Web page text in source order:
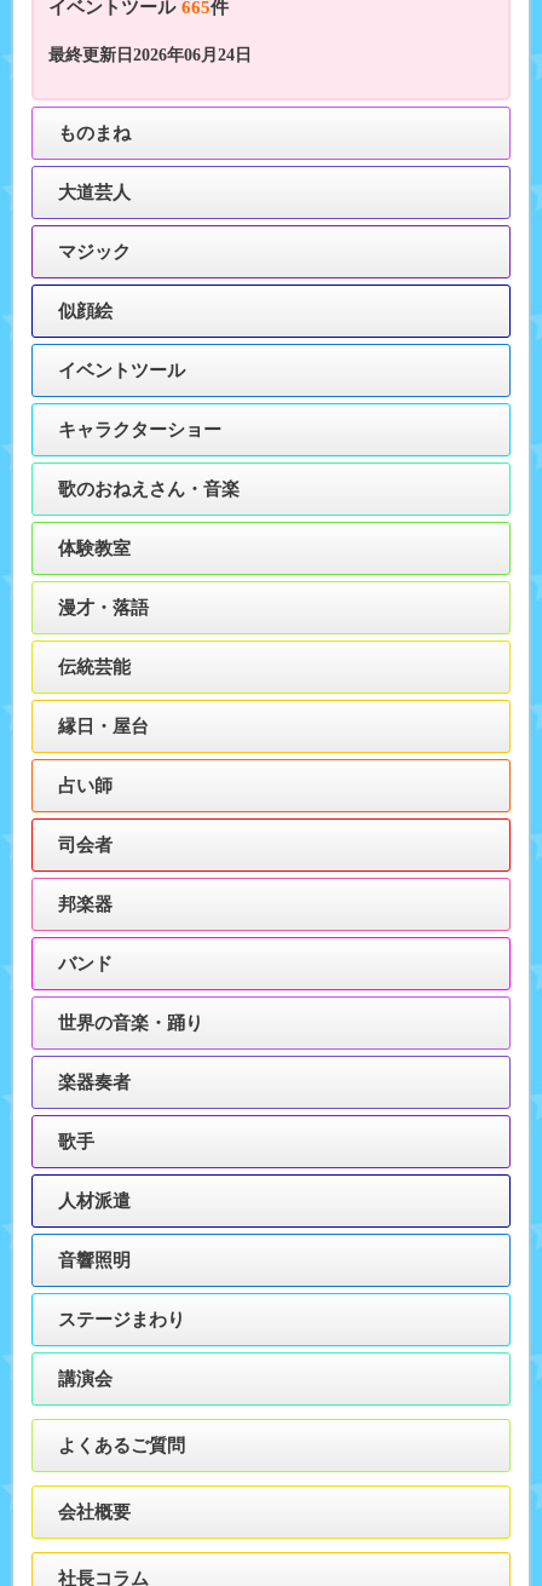
イベントツール 665件
最終更新日2026年06月24日
ものまね
大道芸人
マジック
似顔絵
イベントツール
キャラクターショー
歌のおねえさん・音楽
体験教室
漫才・落語
伝統芸能
縁日・屋台
占い師
司会者
邦楽器
バンド
世界の音楽・踊り
楽器奏者
歌手
人材派遣
音響照明
ステージまわり
講演会
よくあるご質問
会社概要
社長コラム